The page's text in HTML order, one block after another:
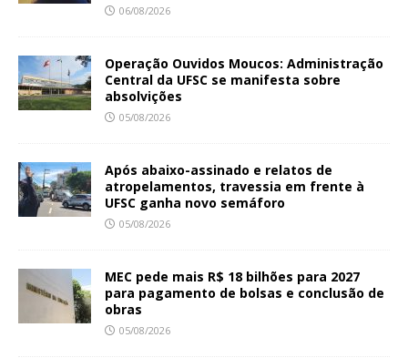
06/08/2026
Operação Ouvidos Moucos: Administração
Central da UFSC se manifesta sobre
absolvições
05/08/2026
Após abaixo-assinado e relatos de
atropelamentos, travessia em frente à
UFSC ganha novo semáforo
05/08/2026
MEC pede mais R$ 18 bilhões para 2027
para pagamento de bolsas e conclusão de
obras
05/08/2026